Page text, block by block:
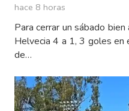
hace 8 horas
Para cerrar un sábado
Helvecia 4 a 1, 3 goles en
de…